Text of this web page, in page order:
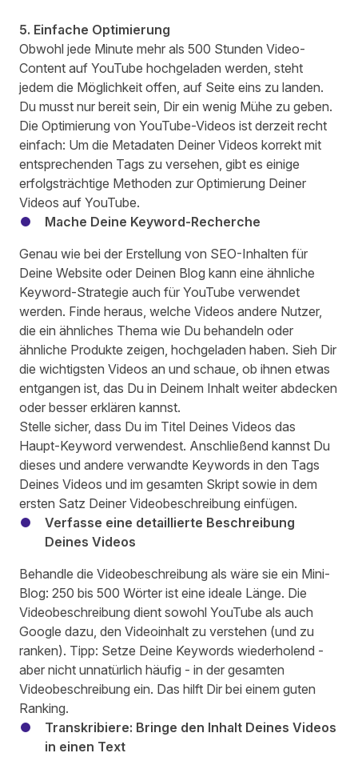
5. Einfache Optimierung
Obwohl jede Minute mehr als 500 Stunden Video-
Content auf YouTube hochgeladen werden, steht
jedem die Möglichkeit offen, auf Seite eins zu landen.
Du musst nur bereit sein, Dir ein wenig Mühe zu geben.
Die Optimierung von YouTube-Videos ist derzeit recht
einfach: Um die Metadaten Deiner Videos korrekt mit
entsprechenden Tags zu versehen, gibt es einige
erfolgsträchtige Methoden zur Optimierung Deiner
Videos auf YouTube.
Mache Deine Keyword-Recherche
Genau wie bei der Erstellung von SEO-Inhalten für
Deine Website oder Deinen Blog kann eine ähnliche
Keyword-Strategie auch für YouTube verwendet
werden. Finde heraus, welche Videos andere Nutzer,
die ein ähnliches Thema wie Du behandeln oder
ähnliche Produkte zeigen, hochgeladen haben. Sieh Dir
die wichtigsten Videos an und schaue, ob ihnen etwas
entgangen ist, das Du in Deinem Inhalt weiter abdecken
oder besser erklären kannst.
Stelle sicher, dass Du im Titel Deines Videos das
Haupt-Keyword verwendest. Anschließend kannst Du
dieses und andere verwandte Keywords in den Tags
Deines Videos und im gesamten Skript sowie in dem
ersten Satz Deiner Videobeschreibung einfügen.
Verfasse eine detaillierte Beschreibung
Deines Videos
Behandle die Videobeschreibung als wäre sie ein Mini-
Blog: 250 bis 500 Wörter ist eine ideale Länge. Die
Videobeschreibung dient sowohl YouTube als auch
Google dazu, den Videoinhalt zu verstehen (und zu
ranken). Tipp: Setze Deine Keywords wiederholend -
aber nicht unnatürlich häufig - in der gesamten
Videobeschreibung ein. Das hilft Dir bei einem guten
Ranking.
Transkribiere: Bringe den Inhalt Deines Videos
in einen Text